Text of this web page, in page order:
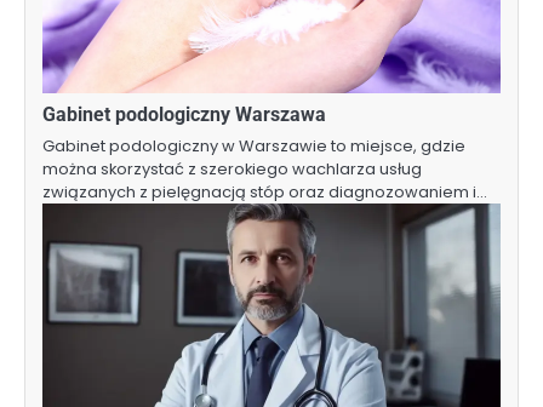
Gabinet podologiczny Warszawa
Gabinet podologiczny w Warszawie to miejsce, gdzie
można skorzystać z szerokiego wachlarza usług
związanych z pielęgnacją stóp oraz diagnozowaniem i…